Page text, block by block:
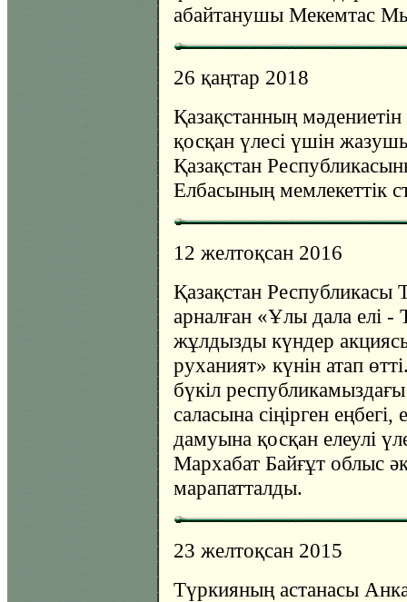
абайтанушы Мекемтас
26 қаңтар 2018
Қазақстанның
қосқан үлесі үшін
Қазақстан
Елбасының мемлекеттік
12 желтоқсан 2016
Қазақстан Республикасы
арналған «Ұлы дала елі -
жұлдызды күндер
руханият» күнін атап
бүкіл
саласына сіңірген
дамуына қосқан елеулі
Мархабат Байғұт облыс
марапатталды.
23 желтоқсан 2015
Түркияның астанасы